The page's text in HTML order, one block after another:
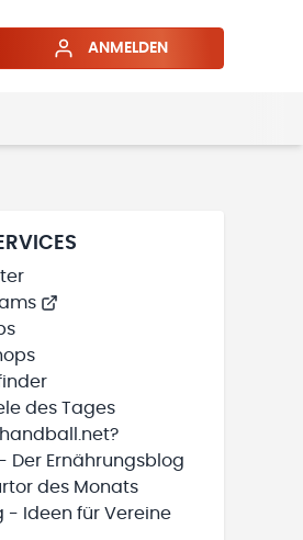
ANMELDEN
des Tages
Der Ernährungsblog
des Monats
- Ideen für Vereine